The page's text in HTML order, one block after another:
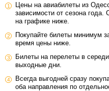
Цены на авиабилеты из
зависимости от сезона года.
на графике ниже.
Покупайте билеты минимум
время цены ниже.
Билеты на перелеты в
выходные дни.
Всегда выгодней сразу
оба направления по